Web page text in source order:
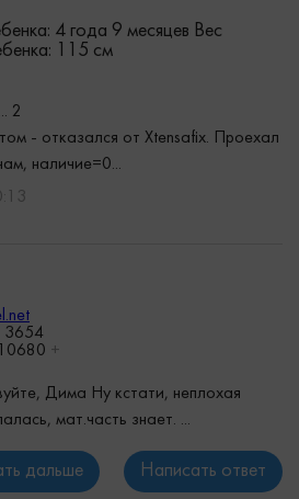
4 года 9 месяцев Вес
115 см
2
- отказался от Xtensafix. Проехал
наличие=0...
3654
10680 +
Дима Ну кстати, неплохая
мат.часть знает. ...
дальше Написать ответ